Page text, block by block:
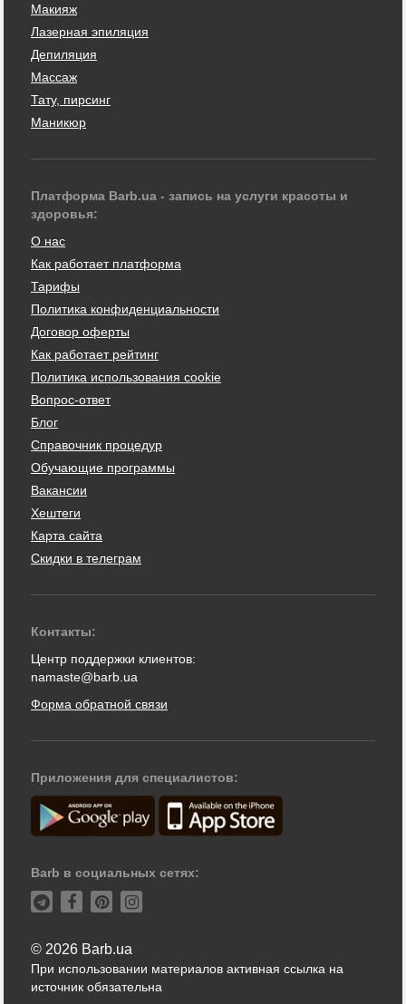
Макияж
Лазерная эпиляция
Депиляция
Массаж
Тату, пирсинг
Маникюр
Платформа Barb.ua - запись на услуги красоты и
здоровья:
О нас
Как работает платформа
Тарифы
Политика конфиденциальности
Договор оферты
Как работает рейтинг
Политика использования cookie
Вопрос-ответ
Блог
Справочник процедур
Обучающие программы
Вакансии
Хештеги
Карта сайта
Скидки в телеграм
Контакты:
Центр поддержки клиентов:
namaste@barb.ua
Форма обратной связи
Приложения для специалистов:
Barb в социальных сетях:
© 2026 Barb.ua
При использовании материалов активная ссылка на
источник обязательна